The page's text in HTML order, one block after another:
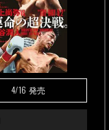
4/16 発売